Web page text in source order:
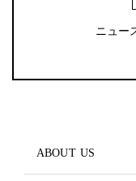
ニュー
ABOUT US